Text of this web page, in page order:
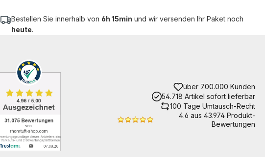
Bestellen Sie innerhalb von 6h 15min und wir versenden Ihr Paket noch
heute.
über 700.000 Kunden
54.718 Artikel sofort lieferbar
100 Tage Umtausch-Recht
4.6 aus 43.974 Produkt-
Bewertungen